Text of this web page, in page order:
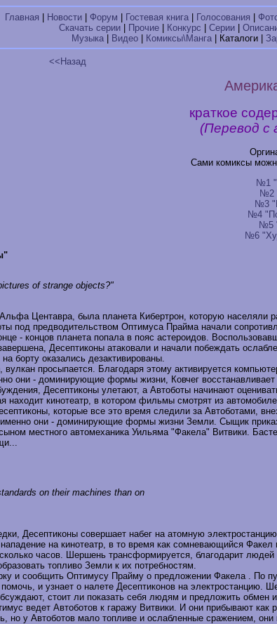
Главная | Новости | Форум | Гостевая книга | Голосования |
Скачать серии | Прочие | Конкурс | Серии |
Музыка| Видео| Комиксы\Манга| Каталоги |
<<Назад
краткое
(Перевод с
Сами комиксы
№1
№2
№3
№4
№5
№6
of strange objects?"
Центавра, была планета Кибертрон, которую
под предводительством Оптимуса Прайма начали
- концов планета попала в пояс астероидов.
Десептиконы атаковали и начали побеждать
борту оказались дезактивированы.
просыпается. Благодаря этому активируется
они - доминирующие формы жизни, Ковчег
Десептиконы улетают, а Автоботы начинают
находит кинотеатр, в котором фильмы смотрят из
которые все это время следили за Автоботами,
они - доминирующие формы жизни Земли. Сыщик
местного автомеханика Уильяма "Факела" Витвики.
on their machines than on
Десептиконы совершает набег на атомную
на кинотеатр, в то время как сомневающийся
часов. Шершень трансформируется, благодарит
топливо Земли к их потребностям.
и сообщить Оптимусу Прайму о предложении Факела . По
и узнает о налете Десептиконов на электростанцию.
стоит ли показать себя людям и предложить
ведет Автоботов к гаражу Витвики. И они прибывают
но у Автоботов мало топливе и ослабленные сражением, они